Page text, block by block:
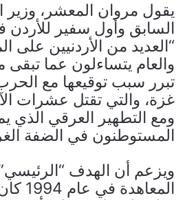
يقول مروان المعشر، وزير
السابق وأول سفير للأردن
“العديد من الأردنيين على
والعام يتساءلون عما تبقى
تبرر سبب توقيعها مع
غزة، والتي تقتل عشرات
ومع التطهير العرقي الذي
المستوطنون في الضفة
ويزعم أن الهدف